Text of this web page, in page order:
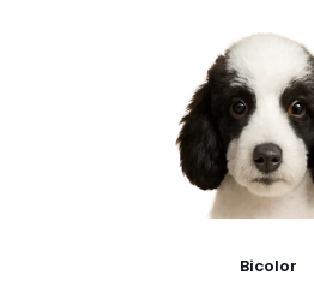
Bicolor